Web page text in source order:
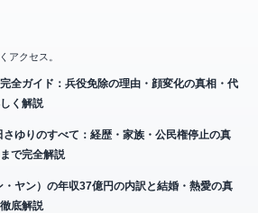
アクセス。
全ガイド：兵役免除の理由・顔変化の真相・代
く解説
さゆりのすべて：経歴・家族・公民権停止の真
で完全解説
・ヤン）の年収37億円の内訳と結婚・熱愛の真
底解説